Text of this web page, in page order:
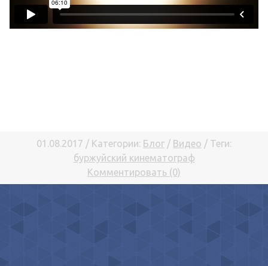
01.08.2017 / Категории: Блог / Видео / Теги:
буржуйский кинематограф
Комментировать (0)